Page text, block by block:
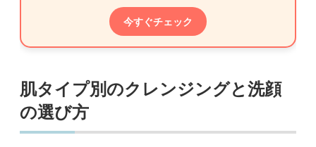
今すぐチェック
肌タイプ別のクレンジングと洗顔
の選び方